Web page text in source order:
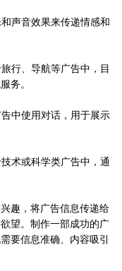
声音效果来传递情感和
行、导航等广告中，目
务。
中使用对话，用于展示
术或科学类广告中，通
趣，将广告信息传递给
望。制作一部成功的广
要信息准确、内容吸引